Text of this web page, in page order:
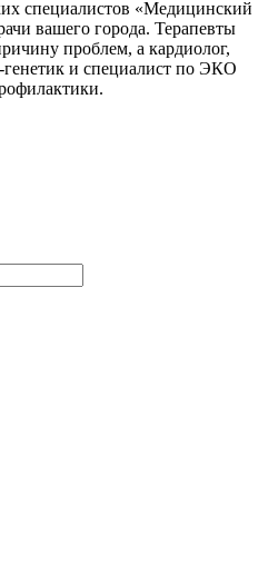
специалистов «Медицинский
вашего города. Терапевты
проблем, а кардиолог,
генетик и специалист по ЭКО